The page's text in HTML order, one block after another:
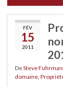
FÉV
15
2011
DeSteve
domaine